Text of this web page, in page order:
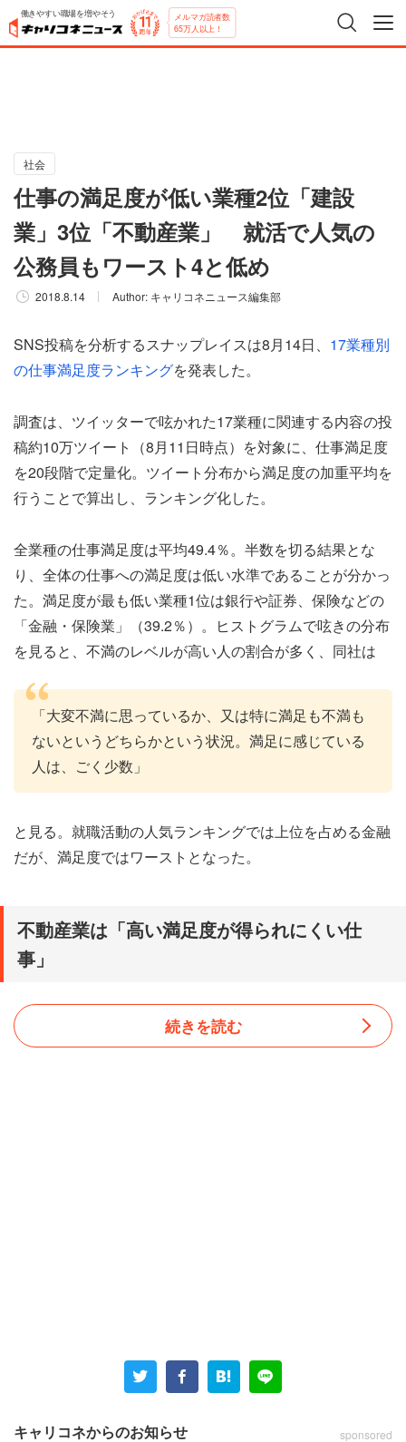
働きやすい職場を増やそう メルマガ読者数
65万人以上！
社会
仕事の満足度が低い業種2位「建設
業」3位「不動産業」 就活で人気の
公務員もワースト4と低め
2018.8.14 Author: キャリコネニュース編集部
SNS投稿を分析するスナップレイスは8月14日、 17業種別
の仕事満足度ランキングを発表した。
調査は、ツイッターで呟かれた17業種に関連する内容の投
稿約10万ツイート（8月11日時点）を対象に、仕事満足度
を20段階で定量化。ツイート分布から満足度の加重平均を
行うことで算出し、ランキング化した。
全業種の仕事満足度は平均49.4％。半数を切る結果とな
り、全体の仕事への満足度は低い水準であることが分かっ
た。満足度が最も低い業種1位は銀行や証券、保険などの
「金融・保険業」（39.2％）。ヒストグラムで呟きの分布
を見ると、不満のレベルが高い人の割合が多く、同社は
「大変不満に思っているか、又は特に満足も不満も
ないというどちらかという状況。満足に感じている
人は、ごく少数」
と見る。就職活動の人気ランキングでは上位を占める金融
だが、満足度ではワーストとなった。
不動産業は「高い満足度が得られにくい仕
事」
続きを読む
キャリコネからのお知らせ sponsored